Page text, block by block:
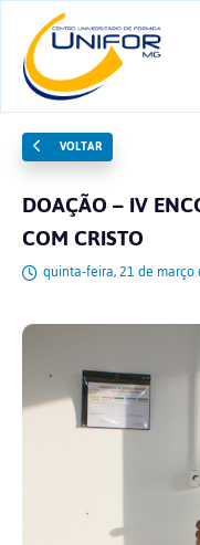
VOLTAR
DOAÇÃO – IV
COM CRISTO
quinta-feira, 21 de março